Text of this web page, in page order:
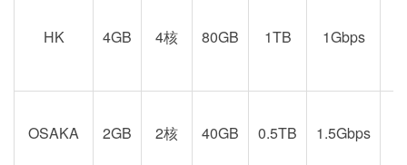
HK 4GB 4核 80GB 1TB 1Gbps
OSAKA 2GB 2核 40GB 0.5TB
1.5Gbps